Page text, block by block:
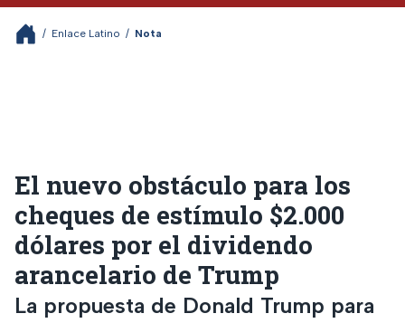
/ Enlace Latino / Nota
El nuevo obstáculo para los
cheques de estímulo $2.000
dólares por el dividendo
arancelario de Trump
La propuesta de Donald Trump para